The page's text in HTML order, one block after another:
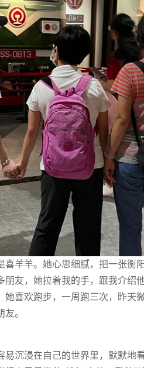
羊羊。她心思细腻，把一张衡
友，她拉着我的手，跟我介绍
喜欢跑步，一周跑三次，昨天
。
沉浸在自己的世界里，默默地